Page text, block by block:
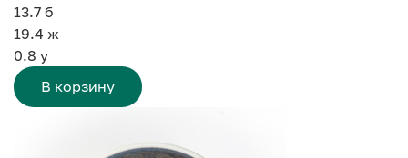
13.7 б
19.4 ж
0.8 у
В корзину